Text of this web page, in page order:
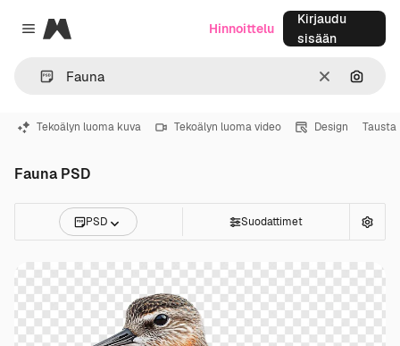
Close menu
Magnific
SelkeäHae
Hinnoittelu
Kirjaudu
sisään
Tekoälyn luoma kuva Tekoälyn luoma video Design Tausta
Fauna PSD
PSD Suodattimet